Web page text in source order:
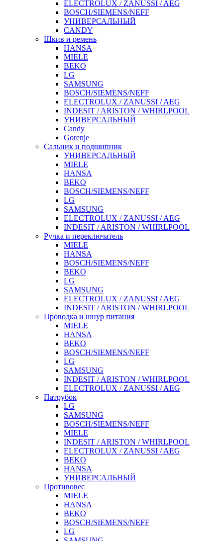
ELECTROLUX / ZANUSSI / AEG
BOSCH/SIEMENS/NEFF
УНИВЕРСАЛЬНЫЙ
CANDY
Шкив и ремень
HANSA
MIELE
BEKO
LG
SAMSUNG
BOSCH/SIEMENS/NEFF
ELECTROLUX / ZANUSSI / AEG
INDESIT / ARISTON / WHIRLPOOL
УНИВЕРСАЛЬНЫЙ
Candy
Gorenje
Сальник и подшипник
УНИВЕРСАЛЬНЫЙ
MIELE
HANSA
BEKO
BOSCH/SIEMENS/NEFF
LG
SAMSUNG
ELECTROLUX / ZANUSSI / AEG
INDESIT / ARISTON / WHIRLPOOL
Ручка и переключатель
MIELE
HANSA
BOSCH/SIEMENS/NEFF
BEKO
LG
SAMSUNG
ELECTROLUX / ZANUSSI / AEG
INDESIT / ARISTON / WHIRLPOOL
Проводка и шнур питания
MIELE
HANSA
BEKO
BOSCH/SIEMENS/NEFF
LG
SAMSUNG
INDESIT / ARISTON / WHIRLPOOL
ELECTROLUX / ZANUSSI / AEG
Патрубок
LG
SAMSUNG
BOSCH/SIEMENS/NEFF
MIELE
INDESIT / ARISTON / WHIRLPOOL
ELECTROLUX / ZANUSSI / AEG
BEKO
HANSA
УНИВЕРСАЛЬНЫЙ
Противовес
MIELE
HANSA
BEKO
BOSCH/SIEMENS/NEFF
LG